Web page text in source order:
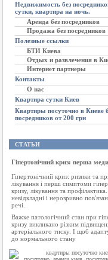
Недвижимость без
сутки, квартира на ночь.
Аренда без посредников
Продажа без посредников
Полезные ссылки
БТИ Киева
Отдых и развлечения в
Интернет партнеры
Контакты
О нас
Квартира сутки Киев
Квартиры посуточно в Киеве
посредников от 200 грн
СТАТЬИ
Гіпертонічний криз: перша
Гіпертонічний криз: ризики та
лікування і перші симптоми
кризу, лікування та
невідкладні і нерозривно
речі.
Важке патологічний стан при
кризу викликано різким
артеріального тиску. І щоб
до нормального стану